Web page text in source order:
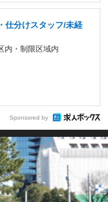
仕分けスタッフ/未経
内・制限区域内
Sponsored by